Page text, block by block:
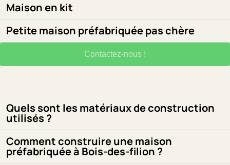
Maison en kit
Petite maison préfabriquée pas chère
Contactez-nous !
Quels sont les matériaux de construction
utilisés ?
Comment construire une maison
préfabriquée à Bois-des-filion ?